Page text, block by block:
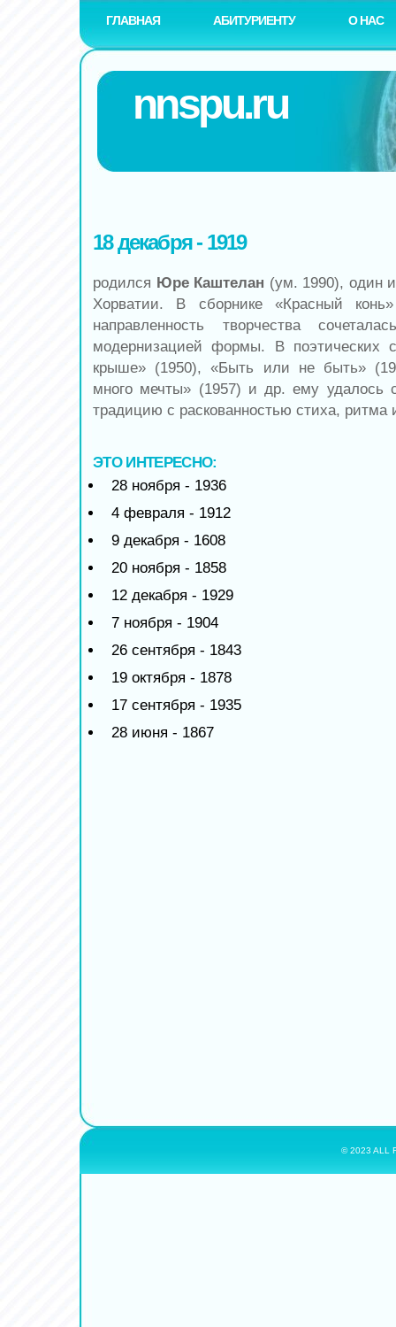
ГЛАВНАЯ АБИТУРИЕНТУ О НАС
nnspu.ru
18 декабря - 1919
родился Юре Каштелан (ум. 1990), один
Хорватии. В сборнике «Красный
направленность творчества
модернизацией формы. В поэтических
крыше» (1950), «Быть или не быть»
много мечты» (1957) и др. ему удалось
традицию с раскованностью стиха, ритма
ЭТО ИНТЕРЕСНО:
28 ноября - 1936
4 февраля - 1912
9 декабря - 1608
20 ноября - 1858
12 декабря - 1929
7 ноября - 1904
26 сентября - 1843
19 октября - 1878
17 сентября - 1935
28 июня - 1867
© 2023 ALL